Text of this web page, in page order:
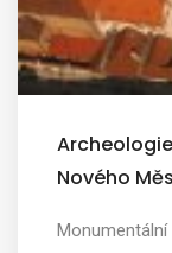
Nového